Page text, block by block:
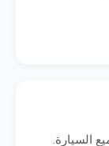
السيارة.